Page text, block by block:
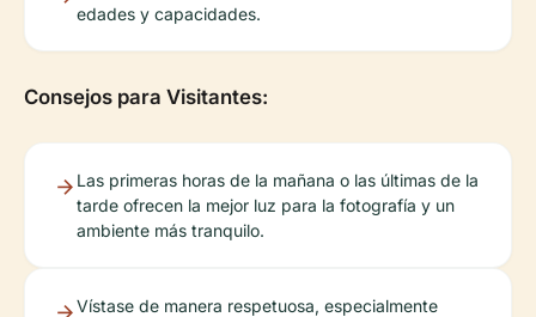
edades y capacidades.
Consejos para Visitantes:
Las primeras horas de la mañana o las últimas de la
tarde ofrecen la mejor luz para la fotografía y un
ambiente más tranquilo.
Vístase de manera respetuosa, especialmente